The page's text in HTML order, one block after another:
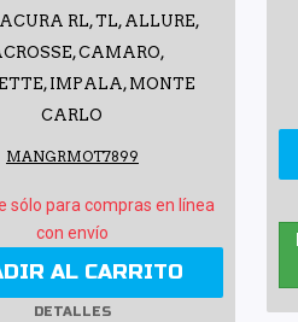
RL, TL, ALLURE,
CAMARO,
IMPALA, MONTE
CARLO
MANGRMOT7899
sólo para compras en línea
con envío
AL CARRITO
DETALLES